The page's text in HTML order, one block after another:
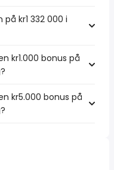
kr1 332 000 i
kr1.000 bonus på
kr5.000 bonus på